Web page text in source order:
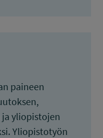
paineen
yliopistojen
Yliopistotyön